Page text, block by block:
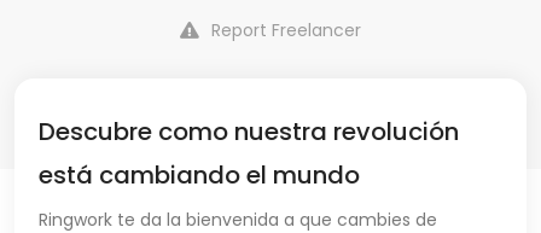
Report Freelancer
Descubre como nuestra revolución
está cambiando el mundo
Ringwork te da la bienvenida a que cambies de